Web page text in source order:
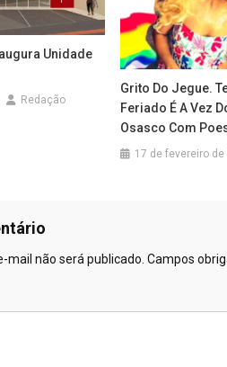
Unidade
Redação
Grito Do Jegue.
Feriado É A Vez
Osasco Com
17 de fevereiro de
mail não será publicado. Campos